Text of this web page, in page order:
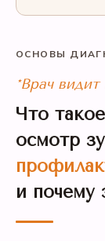
ОСНОВЫ
*Врач видит
Что
осмотр
и почему